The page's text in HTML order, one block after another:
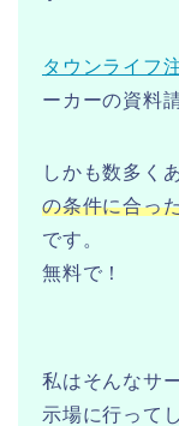
タウンライフ
ーカーの資料
しかも数多く
の条件に合っ
です。
無料で！
私はそんなサ
示場に行って